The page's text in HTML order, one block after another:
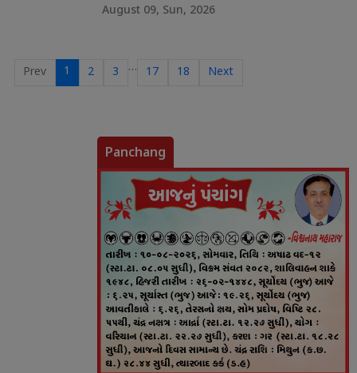
August 09, Sun, 2026
Prev 1 2 3 … 17 18 Next
Panchang